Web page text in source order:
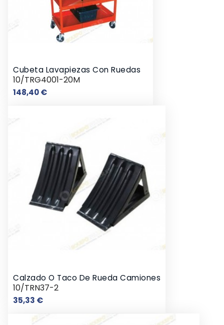
Cubeta Lavapiezas Con Ruedas
10/TRG4001-20M
148,40 €Precio
Calzado O Taco De Rueda Camiones
10/TRN37-2
35,33 €Precio